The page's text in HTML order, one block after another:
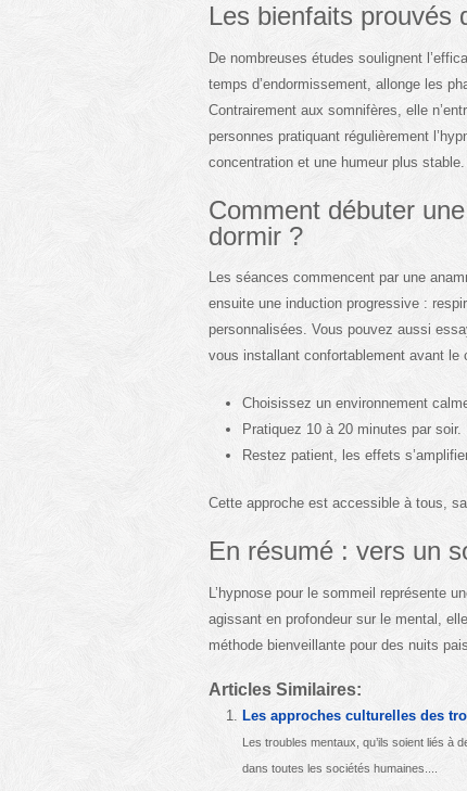
Les bienfaits prouvés
De nombreuses études soulignent
temps d’endormissement, allonge les
Contrairement aux somnifères, elle
personnes pratiquant régulièrement
concentration et une humeur plus
Comment débuter
dormir ?
Les séances commencent par une
ensuite une induction progressive :
personnalisées. Vous pouvez aussi
vous installant confortablement avant le
Choisissez un environnement
Pratiquez 10 à 20 minutes par soir.
Restez patient, les effets
Cette approche est accessible à tous,
En résumé : vers un
L’hypnose pour le sommeil représente
agissant en profondeur sur le mental,
méthode bienveillante pour des nuits
Articles Similaires:
Les approches culturelles des
Les troubles mentaux, qu’ils soient liés à
dans toutes les sociétés humaines....